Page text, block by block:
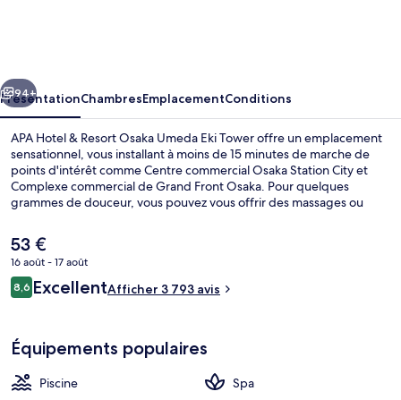
Osaka
Umeda
Eki
Tower
Extérieur
Suivant
94+
PrésentationChambresEmplacementConditions
APA Hotel & Resort Osaka Umeda Eki Tower offre un emplacement
sensationnel, vous installant à moins de 15 minutes de marche de
points d'intérêt comme Centre commercial Osaka Station City et
Complexe commercial de Grand Front Osaka. Pour quelques
grammes de douceur, vous pouvez vous offrir des massages ou
l'établissement Orchid time by Oska Metro vous régale au moment
du petit déjeuner, du déjeuner et du dîner. Au menu des petits plus
offerts sur place, on trouve un bar / salon, une salle de fitness
ouverte 24 h/24 et une piscine extérieure en saison. Sympa non ?
Les autres voyageurs aiment le fait que les transports publics se
8 minutes.
Le
prix
actuel
est
53 €
16 août - 17 août
Avis
voyageurs
8,68,6 sur 10
ExcellentAfficher 3 793 avis
Équipements populaires
Piscine
Spa